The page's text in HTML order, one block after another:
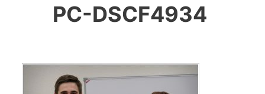
ИЦиГ СО РАН
PC-DSCF4934